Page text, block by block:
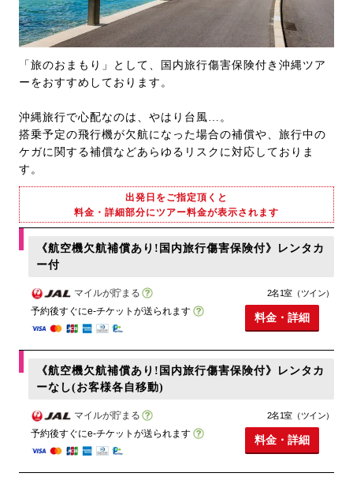
「旅のおまもり」として、国内旅行傷害保険付き沖縄ツア
ーをおすすめしております。
沖縄旅行で心配なのは、やはり台風…。
搭乗予定の飛行機が欠航になった場合の補償や、旅行中の
ケガに関する補償などあらゆるリスクに対応しておりま
す。
出発日をご指定頂くと
料金・詳細部分にツアー料金が表示されます
《航空機欠航補償あり!国内旅行傷害保険付》レンタカ
ー付
マイルが貯まる
予約後すぐにe-チケットが送られます
2名1室（ツイン）
料金・詳細
《航空機欠航補償あり!国内旅行傷害保険付》レンタカ
ーなし(お客様各自移動)
マイルが貯まる
予約後すぐにe-チケットが送られます
2名1室（ツイン）
料金・詳細